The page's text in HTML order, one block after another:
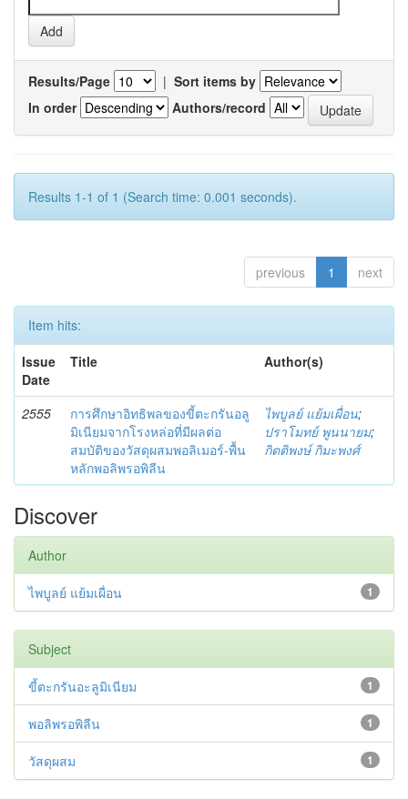
Results/Page | Sort items by
In order
Authors/record
Results 1-1 of 1 (Search time: 0.001 seconds).
previous 1 next
Item hits:
Issue
Date
Title Author(s)
2555
การศึกษาอิทธิพลของขี้ตะกรันอลู
มิเนียมจากโรงหล่อที่มีผลต่อ
สมบัติของวัสดุผสมพอลิเมอร์-พื้น
หลักพอลิพรอพิลีน
ไพบูลย์ แย้มเผื่อน;
ปราโมทย์ พูนนายม;
กิตติพงษ์ กิมะพงศ์
Discover
Author
1
ไพบูลย์ แย้มเผื่อน
Subject
1
ขี้ตะกรันอะลูมิเนียม
1
พอลิพรอพิลีน
1
วัสดุผสม